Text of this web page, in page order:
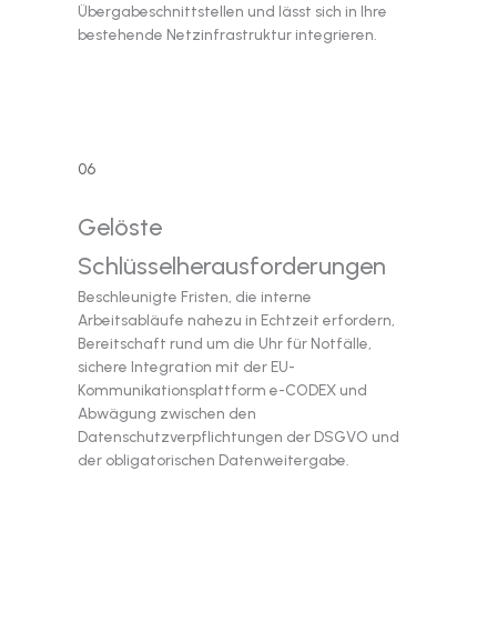
Übergabeschnittstellen und lässt sich in Ihre
bestehende Netzinfrastruktur integrieren.
06
Gelöste
Schlüsselherausforderungen
Beschleunigte Fristen, die interne
Arbeitsabläufe nahezu in Echtzeit erfordern,
Bereitschaft rund um die Uhr für Notfälle,
sichere Integration mit der EU-
Kommunikationsplattform e-CODEX und
Abwägung zwischen den
Datenschutzverpflichtungen der DSGVO und
der obligatorischen Datenweitergabe.